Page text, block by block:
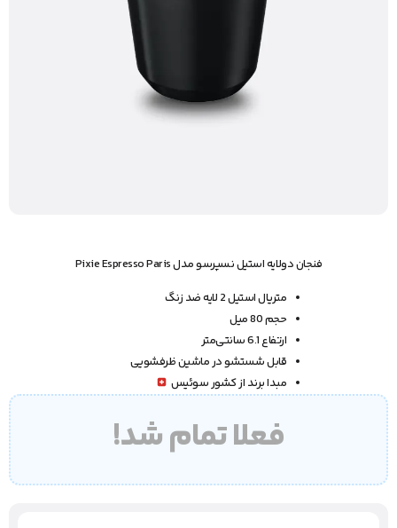
فنجان دولایه استیل نسپرسو مدل Pixie Espresso Paris
متریال استیل 2 لایه ضد زنگ
حجم 80 میل
ارتفاع 6.1 سانتی‌متر
قابل شستشو در ماشین ظرفشویی
مبدا برند از کشور سوئیس
فعلا تمام شد!